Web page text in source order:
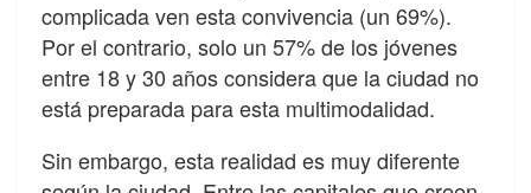
complicada ven esta convivencia (un 69%).
Por el contrario, solo un 57% de los jóvenes
entre 18 y 30 años considera que la ciudad no
está preparada para esta multimodalidad.
Sin embargo, esta realidad es muy diferente